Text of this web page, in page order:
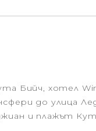
Бийч, хотел
до улица
и плажът